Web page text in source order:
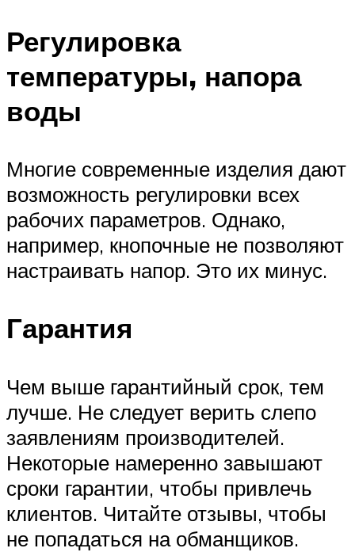
Регулировка
температуры, напора
воды
Многие современные изделия дают
возможность регулировки всех
рабочих параметров. Однако,
например, кнопочные не позволяют
настраивать напор. Это их минус.
Гарантия
Чем выше гарантийный срок, тем
лучше. Не следует верить слепо
заявлениям производителей.
Некоторые намеренно завышают
сроки гарантии, чтобы привлечь
клиентов. Читайте отзывы, чтобы
не попадаться на обманщиков.